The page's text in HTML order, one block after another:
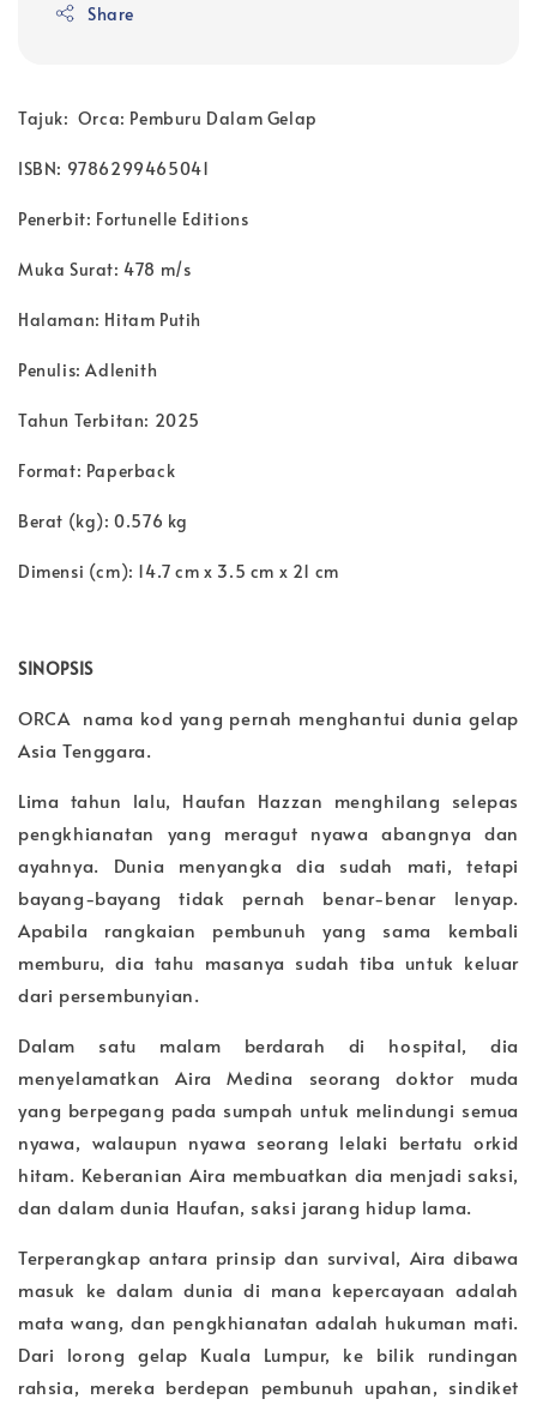
Share
Tajuk: Orca: Pemburu Dalam Gelap
ISBN: 9786299465041
Penerbit: Fortunelle Editions
Muka Surat: 478 m/s
Halaman: Hitam Putih
Penulis: Adlenith
Tahun Terbitan: 2025
Format: Paperback
Berat (kg): 0.576 kg
Dimensi (cm): 14.7 cm x 3.5 cm x 21 cm
SINOPSIS
ORCA nama kod yang pernah menghantui dunia gelap
Asia Tenggara.
Lima tahun lalu, Haufan Hazzan menghilang selepas
pengkhianatan yang meragut nyawa abangnya dan
ayahnya. Dunia menyangka dia sudah mati, tetapi
bayang-bayang tidak pernah benar-benar lenyap.
Apabila rangkaian pembunuh yang sama kembali
memburu, dia tahu masanya sudah tiba untuk keluar
dari persembunyian.
Dalam satu malam berdarah di hospital, dia
menyelamatkan Aira Medina seorang doktor muda
yang berpegang pada sumpah untuk melindungi semua
nyawa, walaupun nyawa seorang lelaki bertatu orkid
hitam. Keberanian Aira membuatkan dia menjadi saksi,
dan dalam dunia Haufan, saksi jarang hidup lama.
Terperangkap antara prinsip dan survival, Aira dibawa
masuk ke dalam dunia di mana kepercayaan adalah
mata wang, dan pengkhianatan adalah hukuman mati.
Dari lorong gelap Kuala Lumpur, ke bilik rundingan
rahsia, mereka berdepan pembunuh upahan, sindiket